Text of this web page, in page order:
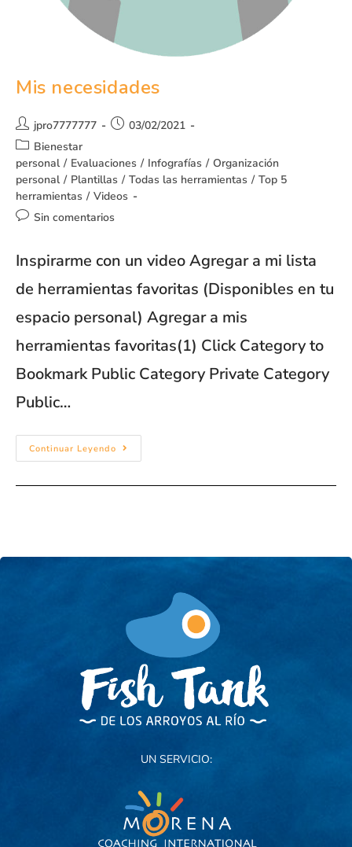
Mis necesidades
jpro7777777
03/02/2021
Bienestar
personal / Evaluaciones / Infografías / Organización
personal / Plantillas / Todas las herramientas / Top 5
herramientas / Videos
Sin comentarios
Inspirarme con un video Agregar a mi lista
de herramientas favoritas (Disponibles en tu
espacio personal) Agregar a mis
herramientas favoritas(1) Click Category to
Bookmark Public Category Private Category
Public…
Continuar Leyendo
UN SERVICIO: